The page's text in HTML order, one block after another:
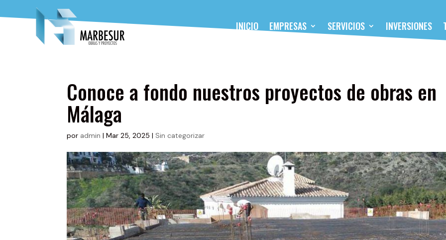
INICIO EMPRESAS SERVICIOS INVERSIONES
Conoce a fondo nuestros proyectos de obras en
Málaga
por admin |Mar 25, 2025 | Sin categorizar